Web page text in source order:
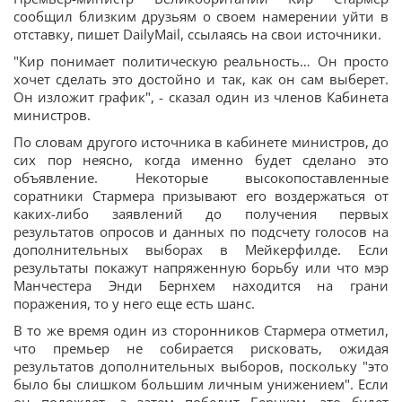
сообщил близким друзьям о своем намерении уйти в
отставку, пишет DailyMail, ссылаясь на свои источники.
"Кир понимает политическую реальность… Он просто
хочет сделать это достойно и так, как он сам выберет.
Он изложит график", - сказал один из членов Кабинета
министров.
По словам другого источника в кабинете министров, до
сих пор неясно, когда именно будет сделано это
объявление. Некоторые высокопоставленные
соратники Стармера призывают его воздержаться от
каких-либо заявлений до получения первых
результатов опросов и данных по подсчету голосов на
дополнительных выборах в Мейкерфилде. Если
результаты покажут напряженную борьбу или что мэр
Манчестера Энди Бернхем находится на грани
поражения, то у него еще есть шанс.
В то же время один из сторонников Стармера отметил,
что премьер не собирается рисковать, ожидая
результатов дополнительных выборов, поскольку "это
было бы слишком большим личным унижением". Если